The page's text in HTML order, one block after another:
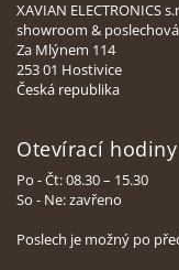
XAVIAN ELECTRONICS
showroom &
Za Mlýnem 114
253 01 Hostivice
Česká republika
Otevírací hodiny
Po - Čt: 08.30 – 15.30
So - Ne: zavřeno
Poslech je možný po